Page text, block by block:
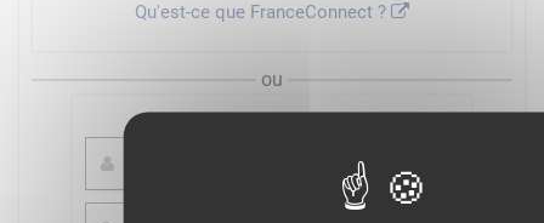
Qu'est-ce que FranceConnect ?
ou